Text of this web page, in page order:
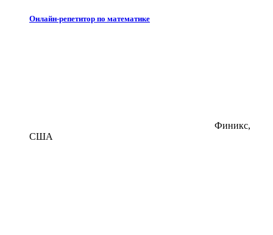
Онлайн-репетитор по математике
Финикс,
США